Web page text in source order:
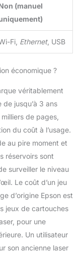
(manuel
Fi, Ethernet, USB
économique ?
véritablement
jusqu’à 3 ans
de pages,
du coût à l’usage.
au pire moment et
réservoirs sont
surveiller le niveau
Le coût d’un jeu
d’origine Epson est
jeux de cartouches
pour une
Un utilisateur
son ancienne laser